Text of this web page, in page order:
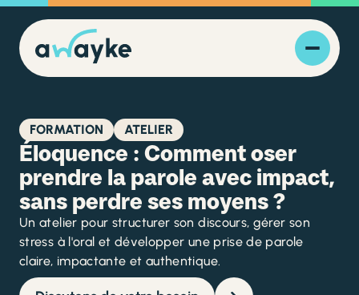
FORMATION ATELIER
Éloquence : Comment oser
prendre la parole avec impact,
sans perdre ses moyens ?
Un atelier pour structurer son discours, gérer son
stress à l'oral et développer une prise de parole
claire, impactante et authentique.